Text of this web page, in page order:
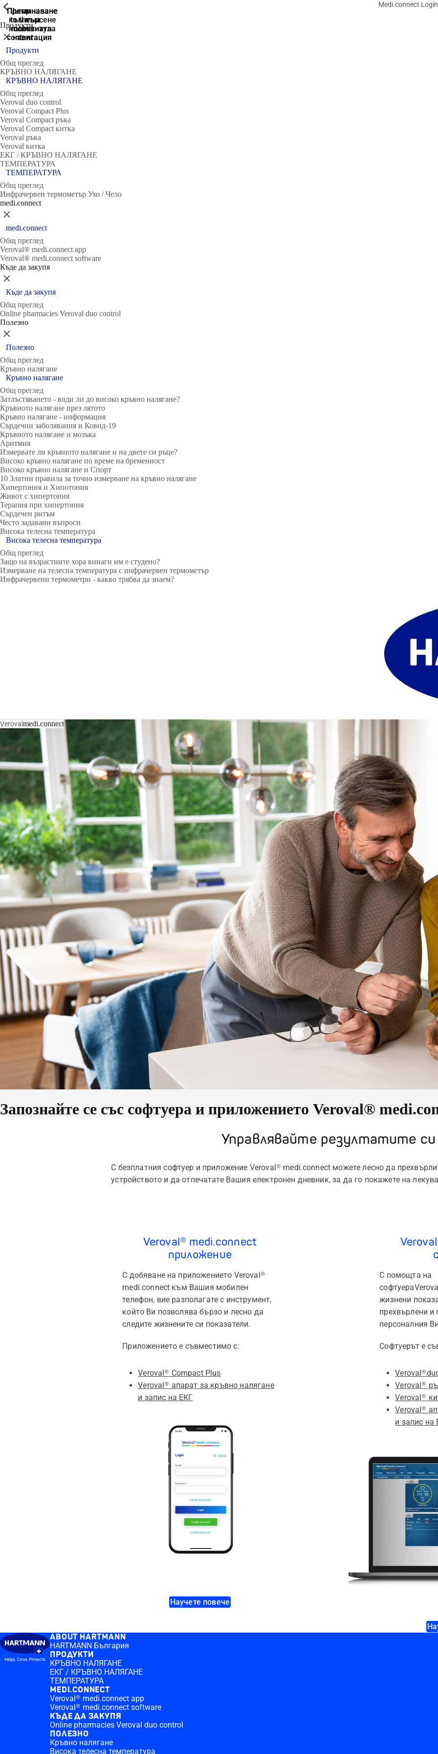
Преминаване
към търсене
Преминаване
към
основната
навигация
Преминаване
към
основната
навигация
Jump
to the
main
content
Преминаване
към
колонтитула
Medi.connect Login
Продукти
ShowPrevious
Затвори
Продукти
Общ преглед
КРЪВНО НАЛЯГАНЕ
ShowPrevious
КРЪВНО НАЛЯГАНЕ
Общ преглед
Veroval duo control
Veroval Compact Plus
Veroval Compact ръка
Veroval Compact китка
Veroval ръка
Veroval китка
ЕКГ / КРЪВНО НАЛЯГАНЕ
ТЕМПЕРАТУРА
ShowPrevious
ТЕМПЕРАТУРА
Общ преглед
Инфрачервен термометър Ухо / Чело
medi.connect
ShowPrevious
Затвори
medi.connect
Общ преглед
Veroval® medi.connect app
Veroval® medi.connect software
Къде да закупя
ShowPrevious
Затвори
Къде да закупя
Общ преглед
Online pharmacies Veroval duo control
Полезно
ShowPrevious
Затвори
Полезно
Общ преглед
Кръвно налягане
ShowPrevious
Кръвно налягане
Общ преглед
Затлъстяването - води ли до високо кръвно налягане?
Кръвното налягане през лятото
Кръвно налягане - информация
Сърдечни заболявания и Ковид-19
Кръвното налягане и мозъка
Аритмия
Измервате ли кръвното налягане и на двете си ръце?
Високо кръвно налягане по време на бременност
Високо кръвно налягане и Спорт
10 Златни правила за точно измерване на кръвно налягане
Хипертония и Хипотония
Живот с хипертония
Терапия при хипертония
Сърдечен ритъм
Често задавани въпроси
Висока телесна температура
ShowPrevious
Висока телесна температура
Общ преглед
Защо на възрастните хора винаги им е студено?
Измерване на телесна температура с инфрачервен термометър
Инфрачервени термометри - какво трябва да знаем?
Veroval medi.connect
Запознайте се със софтуера и приложението Veroval®
Управлявайте резултатите си
С безплатния софтуер и приложение Veroval® medi.connect можете лесно да
устройството и да отпечатате Вашия електронен дневник, за да го покажете на
Veroval® medi.connect
приложение
С добяване на приложението Veroval®
medi.connect към Вашия мобилен
телефон, вие разполагате с инструмент,
който Ви позволява бързо и лесно да
следите жизнените си показатели.
Приложението е съвместимо с:
Veroval® Compact Plus
Veroval® апарат за кръвно налягане
и запис на ЕКГ
Научете повече
С помощта на
софтуера
жизнени
прехвърлени и
персоналния
Софтуерът е
Veroval®
Veroval®
Veroval®
Veroval®
и запис на
ABOUT HARTMANN
HARTMANN България
ПРОДУКТИ
КРЪВНО НАЛЯГАНЕ
ЕКГ / КРЪВНО НАЛЯГАНЕ
ТЕМПЕРАТУРА
MEDI.CONNECT
Veroval® medi.connect app
Veroval® medi.connect software
КЪДЕ ДА ЗАКУПЯ
Online pharmacies Veroval duo control
ПОЛЕЗНО
Кръвно налягане
Висока телесна температура